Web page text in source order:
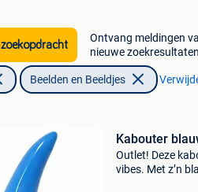
Ontvang meldingen
nieuwe zoekresultaten
Beelden en Beeldjes
Kabouter
Outlet! Deze
vibes. Met z’n